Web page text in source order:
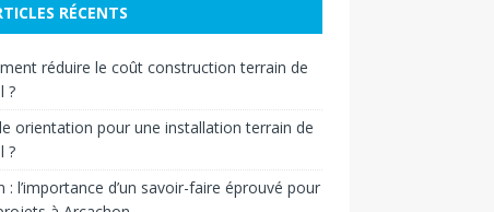
RÉCENTS
réduire le coût construction terrain de
?
orientation pour une installation terrain de
?
: l’importance d’un savoir-faire éprouvé pour